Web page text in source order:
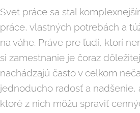
Svet práce sa stal
práce, vlastných potrebách a
na váhe. Práve pre ľudí, ktorí
si zamestnanie je čoraz
nachádzajú často v celkom
jednoducho radosť a nadšenie,
ktoré z nich môžu spraviť